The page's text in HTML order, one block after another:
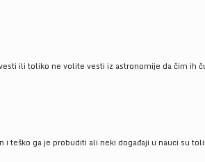
ili toliko ne volite vesti iz astronomije da čim ih
i teško ga je probuditi ali neki događaji u nauci su